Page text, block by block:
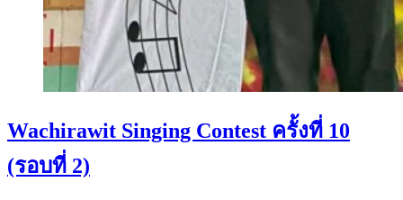
Wachirawit Singing Contest ครั้งที่ 10
(รอบที่ 2)